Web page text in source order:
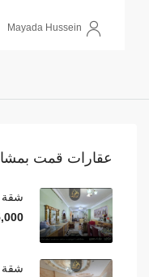
Mayada Hussein
عقارات قمت
شقة
15,000
شقة